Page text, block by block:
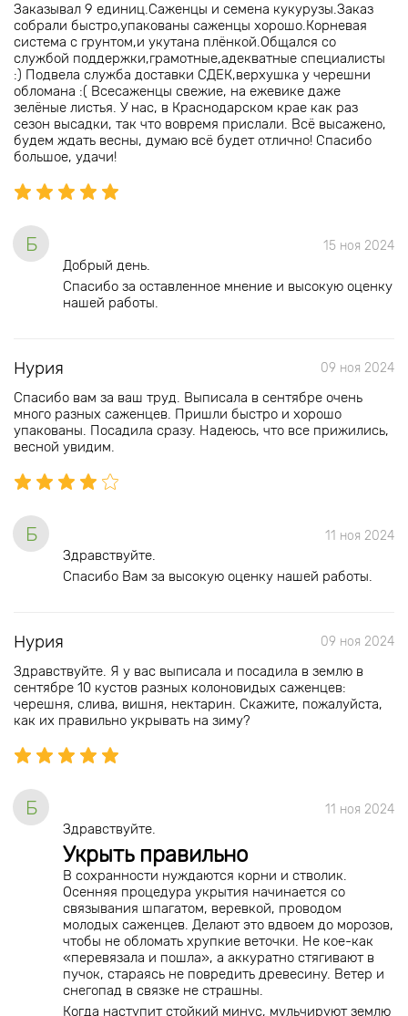
Заказывал 9 единиц.Саженцы и семена кукурузы.Заказ
собрали быстро,упакованы саженцы хорошо.Корневая
система с грунтом,и укутана плёнкой.Общался со
службой поддержки,грамотные,адекватные специалисты
:) Подвела служба доставки СДЕК,верхушка у черешни
обломана :( Всесаженцы свежие, на ежевике даже
зелёные листья. У нас, в Краснодарском крае как раз
сезон высадки, так что вовремя прислали. Всё высажено,
будем ждать весны, думаю всё будет отлично! Спасибо
большое, удачи!
Б 15 ноя 2024
Добрый день.
Спасибо за оставленное мнение и высокую оценку
нашей работы.
Нурия 09 ноя 2024
Спасибо вам за ваш труд. Выписала в сентябре очень
много разных саженцев. Пришли быстро и хорошо
упакованы. Посадила сразу. Надеюсь, что все прижились,
весной увидим.
Б 11 ноя 2024
Здравствуйте.
Спасибо Вам за высокую оценку нашей работы.
Нурия 09 ноя 2024
Здравствуйте. Я у вас выписала и посадила в землю в
сентябре 10 кустов разных колоновидых саженцев:
черешня, слива, вишня, нектарин. Скажите, пожалуйста,
как их правильно укрывать на зиму?
Б 11 ноя 2024
Здравствуйте.
Укрыть правильно
В сохранности нуждаются корни и стволик.
Осенняя процедура укрытия начинается со
связывания шпагатом, веревкой, проводом
молодых саженцев. Делают это вдвоем до морозов,
чтобы не обломать хрупкие веточки. Не кое-как
«перевязала и пошла», а аккуратно стягивают в
пучок, стараясь не повредить древесину. Ветер и
снегопад в связке не страшны.
Когда наступит стойкий минус, мульчируют землю